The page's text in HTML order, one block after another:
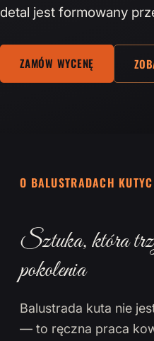
detal jest formowany
ZAMÓW WYCENĘ
O BALUSTRADACH
Sztuka, która
pokolenia
Balustrada kuta nie
— to ręczna praca